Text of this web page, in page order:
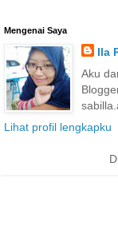
Mengenai Saya
Ila
Aku
Lihat profil lengkapku